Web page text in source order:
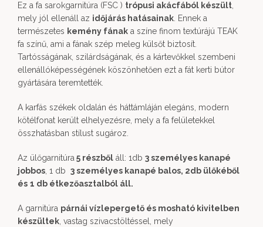
Ez a fa sarokgarnitúra (FSC ) trópusi akácfából készült
mely jól ellenáll az időjárás hatásainak . Ennek a
természetes kemény fának a színe finom textúrájú TEAK
fa színű, ami a fának szép meleg külsőt biztosít.
Tartósságának, szilárdságának, és a kártevőkkel szembeni
ellenállóképességének köszönhetően ezt a fát kerti bútor
gyártására teremtették.
A karfás székek oldalán és háttámláján elegáns, modern
kötélfonat került elhelyezésre, mely a fa felületekkel
összhatásban stílust sugároz.
Az ülőgarnitúra 5 részből áll: 1db 3 személyes kanapé
jobbos , 1 db 3 személyes kanapé balos, 2db ülőkéből
és 1 db étkezőasztalból áll.
A garnitúra párnái vízlepergető és mosható kivitelben
készültek , vastag szivacstöltéssel, mely